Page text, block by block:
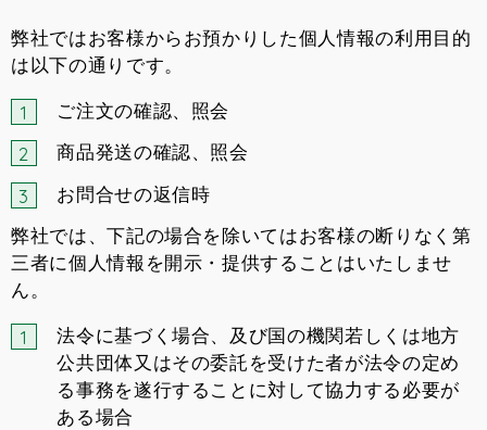
弊社ではお客様からお預かりした個人情報の利用目的
は以下の通りです。
ご注文の確認、照会
商品発送の確認、照会
お問合せの返信時
弊社では、下記の場合を除いてはお客様の断りなく第
三者に個人情報を開示・提供することはいたしませ
ん。
法令に基づく場合、及び国の機関若しくは地方
公共団体又はその委託を受けた者が法令の定め
る事務を遂行することに対して協力する必要が
ある場合